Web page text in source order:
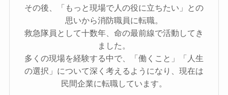
その後、「もっと現場で人の役に立ちたい」との
思いから消防職員に転職。
救急隊員として十数年、命の最前線で活動してき
ました。
多くの現場を経験する中で、「働くこと」「人生
の選択」について深く考えるようになり、現在は
民間企業に転職しています。